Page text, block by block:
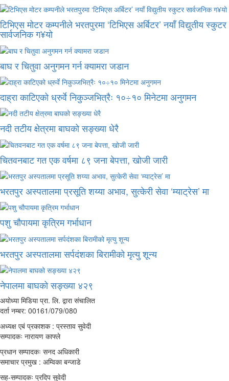
टिभिएस मोटर कम्पनीले भरतपुरमा ‘टिभिएस अर्बिटर’ नयाँ विद्युतीय स्कुटर
सार्वजनिक ग¥यो
बाघ र चितुवा अनुगमन गर्न क्यामरा जडान
दाह्रा काटिएको ध्रुर्वे निकुञ्जभित्रैः १०÷१० मिनेटमा अनुगमन
नदी तटीय क्षेत्रमा बाघको सङ्ख्या धेरै
चितवनबाट गत एक वर्षमा ८९ जना बेपत्ता, खोजी जारी
भरतपुर अस्पतालमा प्रसूति शय्या अभाव, सुत्केरी सेवा ‘म्याट्रेस’ मा
पशु चौपायमा कृत्रिम गर्भाधान
भरतपुर अस्पतालमा सर्पदंशका बिरामीको मृत्यु शून्य
नेपालमा बाघको सङ्ख्या ४२९
अयोध्या मिडिया प्रा. लि. द्वारा संचालित
दर्ता नम्बर: 00161/079/080
अध्यक्ष एबं प्रकाशक : प्रस्ताव सुवेदी
सम्पादकः नारायण काफ्ले
प्रधान सम्पादकः सनद अधिकारी
समाचार प्रमुख : अम्विका बन्जाडे
सह-सम्पादकः प्रदिप सुवेदी